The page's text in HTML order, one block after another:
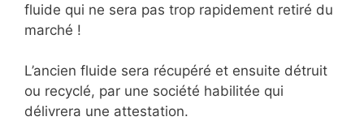
fluide qui ne sera pas trop rapidement retiré du
marché !
L’ancien fluide sera récupéré et ensuite détruit
ou recyclé, par une société habilitée qui
délivrera une attestation.